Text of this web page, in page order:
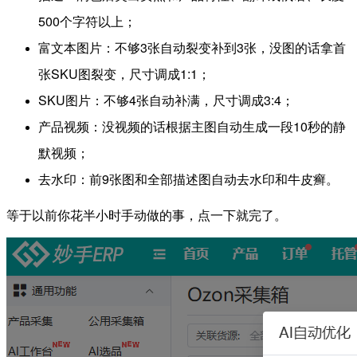
500个字符以上；
富文本图片：不够3张自动裂变补到3张，没图的话拿首
张SKU图裂变，尺寸调成1:1；
SKU图片：不够4张自动补满，尺寸调成3:4；
产品视频：没视频的话根据主图自动生成一段10秒的静
默视频；
去水印：前9张图和全部描述图自动去水印和牛皮癣。
等于以前你花半小时手动做的事，点一下就完了。